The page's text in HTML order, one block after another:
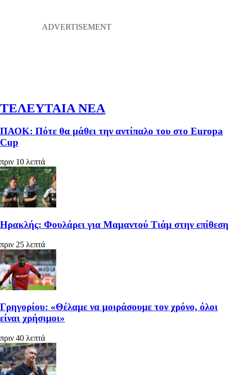
ΤΕΛΕΥΤΑΙΑ ΝΕΑ
ΠΑΟΚ: Πότε θα μάθει την αντίπαλο του στο Europa
Cup
πριν 10 λεπτά
Ηρακλής: Φουλάρει για Μαμαντού Τιάμ στην επίθεση
πριν 25 λεπτά
Γρηγορίου: «Θέλαμε να μοιράσουμε τον χρόνο, όλοι
είναι χρήσιμοι»
πριν 40 λεπτά